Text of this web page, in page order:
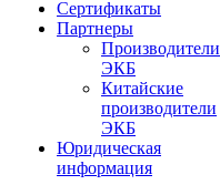
Сертификаты
Партнеры
Производители
ЭКБ
Китайские
производители
ЭКБ
Юридическая
информация